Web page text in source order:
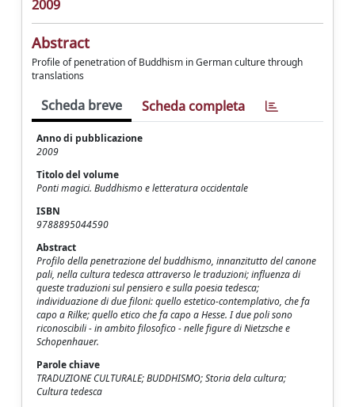
2009
Abstract
Profile of penetration of Buddhism in German culture through
translations
Scheda breve Scheda completa
Anno di pubblicazione
2009
Titolo del volume
Ponti magici. Buddhismo e letteratura occidentale
ISBN
9788895044590
Abstract
Profilo della penetrazione del buddhismo, innanzitutto del canone
pali, nella cultura tedesca attraverso le traduzioni; influenza di
queste traduzioni sul pensiero e sulla poesia tedesca;
individuazione di due filoni: quello estetico-contemplativo, che fa
capo a Rilke; quello etico che fa capo a Hesse. I due poli sono
riconoscibili - in ambito filosofico - nelle figure di Nietzsche e
Schopenhauer.
Parole chiave
TRADUZIONE CULTURALE; BUDDHISMO; Storia dela cultura;
Cultura tedesca